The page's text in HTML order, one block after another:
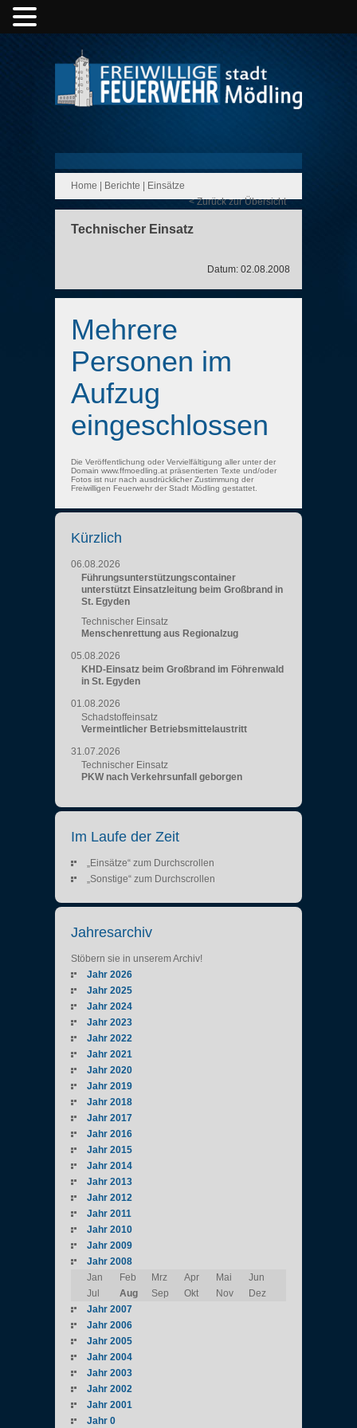
Home Berichte
Einsätze
< Zurück zur Übersicht
Technischer Einsatz
Datum: 02.08.2008
Mehrere
Personen im
Aufzug
eingeschlossen
Die Veröffentlichung oder Vervielfältigung aller unter der
Domain www.ffmoedling.at präsentierten Texte und/oder
Fotos ist nur nach ausdrücklicher Zustimmung der
Freiwilligen Feuerwehr der Stadt Mödling gestattet.
Kürzlich
06.08.2026
Führungsunterstützungscontainer
unterstützt Einsatzleitung beim Großbrand in
St. Egyden
Technischer Einsatz
Menschenrettung aus Regionalzug
05.08.2026
KHD-Einsatz beim Großbrand im Föhrenwald
in St. Egyden
01.08.2026
Schadstoffeinsatz
Vermeintlicher Betriebsmittelaustritt
31.07.2026
Technischer Einsatz
PKW nach Verkehrsunfall geborgen
Im Laufe der Zeit
„Einsätze“ zum Durchscrollen
„Sonstige“ zum Durchscrollen
Jahresarchiv
Stöbern sie in unserem Archiv!
Jahr 2026
Jahr 2025
Jahr 2024
Jahr 2023
Jahr 2022
Jahr 2021
Jahr 2020
Jahr 2019
Jahr 2018
Jahr 2017
Jahr 2016
Jahr 2015
Jahr 2014
Jahr 2013
Jahr 2012
Jahr 2011
Jahr 2010
Jahr 2009
Jahr 2008
Jan
Feb Mrz Apr Mai
Jun
Jul
Aug Sep Okt Nov
Dez
Jahr 2007
Jahr 2006
Jahr 2005
Jahr 2004
Jahr 2003
Jahr 2002
Jahr 2001
Jahr 0